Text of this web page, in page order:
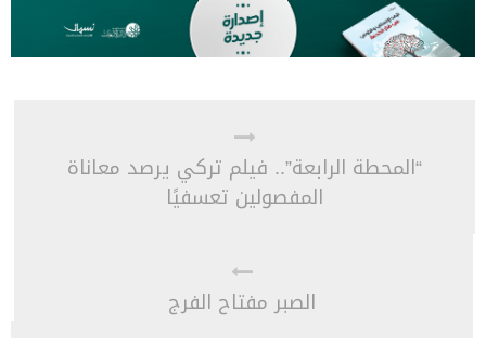
“المحطة الرابعة”.. فيلم تركي يرصد معاناة
المفصولين تعسفيًا
الصبر مفتاح الفرج